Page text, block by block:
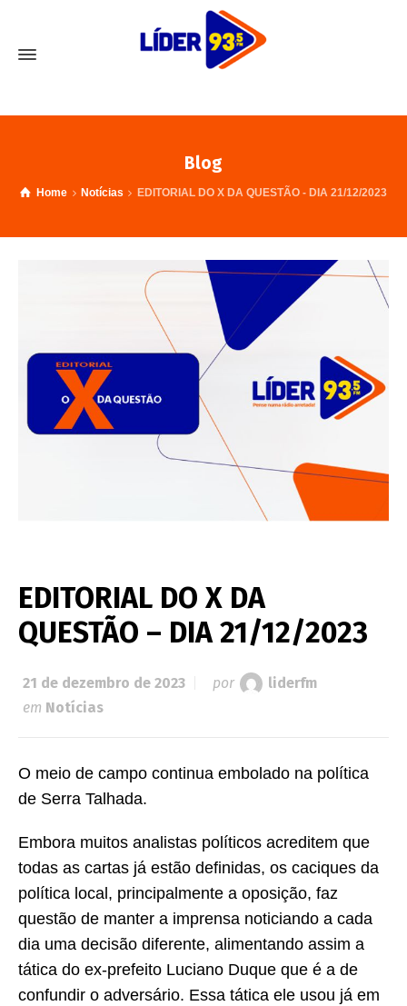
Blog
Home Notícias EDITORIAL DO X DA QUESTÃO - DIA 21/12/2023
EDITORIAL DO X DA
QUESTÃO – DIA 21/12/2023
21 de dezembro de 2023 por
liderfm
em Notícias
O meio de campo continua embolado na política
de Serra Talhada.
Embora muitos analistas políticos acreditem que
todas as cartas já estão definidas, os caciques da
política local, principalmente a oposição, faz
questão de manter a imprensa noticiando a cada
dia uma decisão diferente, alimentando assim a
tática do ex-prefeito Luciano Duque que é a de
confundir o adversário. Essa tática ele usou já em